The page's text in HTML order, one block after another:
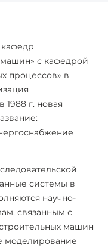
с кафедрой
процессов» в
1988 г. новая
системы в
научно-
связанным с
машин
моделирование